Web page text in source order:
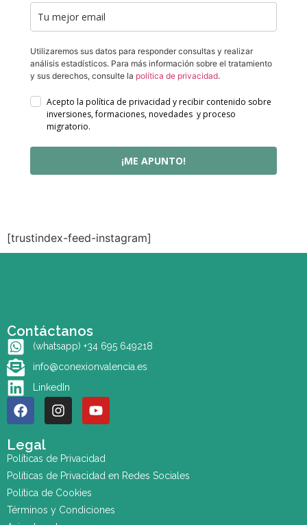
Utilizaremos sus datos para responder consultas y realizar
análisis estadísticos. Para más información sobre el tratamiento
y sus derechos, consulte la política de privacidad.
Acepto la política de privacidad y recibir contenido sobre
inversiones, formaciones, novedades y proceso
migratorio.
¡ME APUNTO!
[trustindex-feed-instagram]
Contáctanos
(whatsapp) +34 695 649218
info@conexionvalencia.es
LinkedIn
Legal
Políticas de Privacidad
Políticas de Privacidad en Redes Sociales
Política de Cookies
Términos y Condiciones